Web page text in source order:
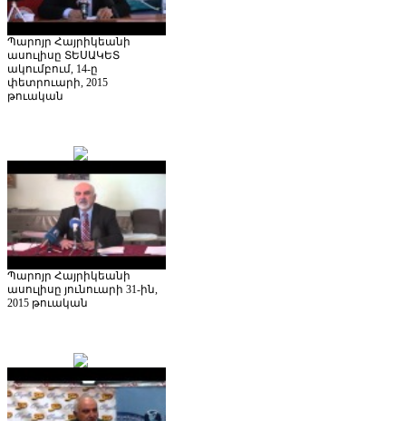
Պարոյր Հայրիկեանի
ասուլիսը ՏԵՍԱԿԵՏ
ակումբում, 14-ը
փետրուարի, 2015
թուական
Պարոյր Հայրիկեանի
ասուլիսը յունուարի 31-ին,
2015 թուական